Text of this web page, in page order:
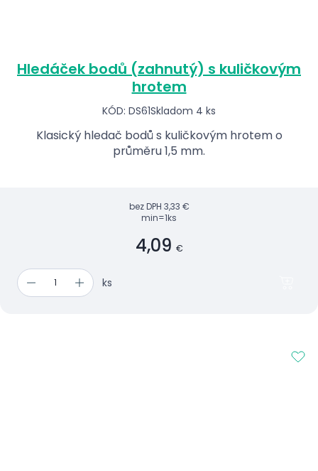
Hledáček bodů (zahnutý) s kuličkovým
hrotem
KÓD: DS61Skladom 4 ks
Klasický hledač bodů s kuličkovým hrotem o
průměru 1,5 mm.
bez DPH 3,33 €
min=1ks
4,09 €
ks